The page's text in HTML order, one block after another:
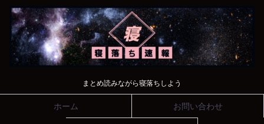
まとめ読みながら寝落ちしよう
ホーム お問い合わせ